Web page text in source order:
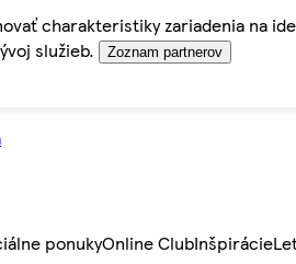
charakteristiky zariadenia na
služieb.
Zoznam partnerov
ponukyOnline ClubInšpirácie